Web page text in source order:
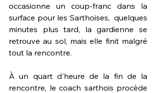
occasionne un coup-franc dans la
surface pour les Sarthoises,  quelques
minutes plus tard, la gardienne se
retrouve au sol, mais elle finit malgré
tout la rencontre.
À un quart d'heure de la fin de la
rencontre, le coach sarthois procède